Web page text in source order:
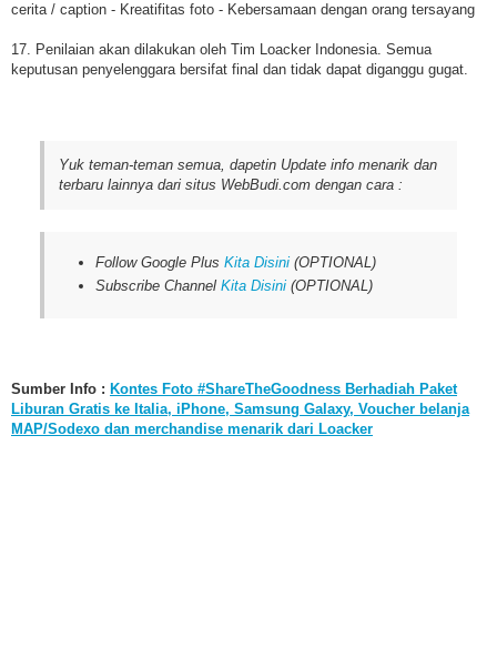
cerita / caption - Kreatifitas foto - Kebersamaan dengan orang tersayang
17. Penilaian akan dilakukan oleh Tim Loacker Indonesia. Semua
keputusan penyelenggara bersifat final dan tidak dapat diganggu gugat.
Yuk teman-teman semua, dapetin Update info menarik dan
terbaru lainnya dari situs WebBudi.com dengan cara :
Follow Google Plus Kita Disini(OPTIONAL)
Subscribe Channel Kita Disini(OPTIONAL)
Sumber Info : Kontes Foto #ShareTheGoodness Berhadiah Paket
Liburan Gratis ke Italia, iPhone, Samsung Galaxy, Voucher belanja
MAP/Sodexo dan merchandise menarik dari Loacker